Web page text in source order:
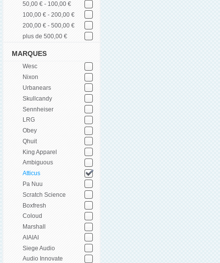
50,00 € - 100,00 €
100,00 € - 200,00 €
200,00 € - 500,00 €
plus de 500,00 €
MARQUES
Wesc
Nixon
Urbanears
Skullcandy
Sennheiser
LRG
Obey
Qhuit
King Apparel
Ambiguous
Atticus
Pa Nuu
Scratch Science
Boxfresh
Coloud
Marshall
AIAIAI
Siege Audio
Audio Innovate